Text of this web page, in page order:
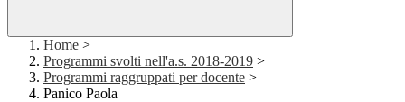
Home >
Programmi svolti nell'a.s. 2018-2019 >
Programmi raggruppati per docente >
Panico Paola